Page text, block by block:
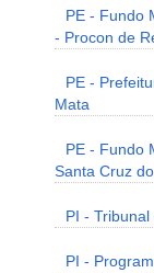
PE - Fundo
- Procon de
PE -
Mata
PE - Fundo
Santa Cruz
PI -
PI -